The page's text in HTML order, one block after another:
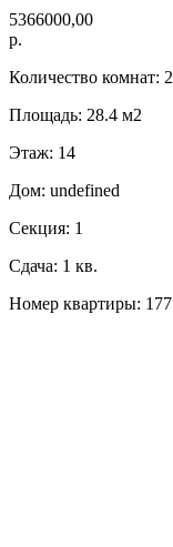
5366000,00
р.
Количество комнат: 2
Площадь: 28.4 м2
Этаж: 14
Дом: undefined
Секция: 1
Сдача: 1 кв.
Номер квартиры: 177